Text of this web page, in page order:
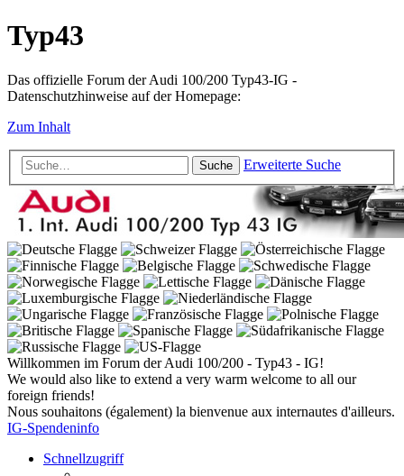
Typ43
Das offizielle Forum der Audi 100/200 Typ43-IG -
Datenschutzhinweise auf der Homepage:
Zum Inhalt
Suche Erweiterte Suche
Willkommen im Forum der Audi 100/200 - Typ43 - IG!
We would also like to extend a very warm welcome to all our
foreign friends!
Nous souhaitons (également) la bienvenue aux internautes d'ailleurs.
IG-Spendeninfo
Schnellzugriff